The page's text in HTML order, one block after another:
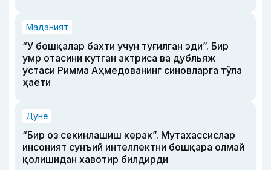
Маданият
“У бошқалар бахти учун туғилган эди”. Бир
умр отасини кутган актриса ва дубльяж
устаси Римма Аҳмедованинг синовларга тўла
ҳаёти
Дунё
“Бир оз секинлашиш керак”. Мутахассислар
инсоният сунъий интеллектни бошқара олмай
қолишидан хавотир билдирди